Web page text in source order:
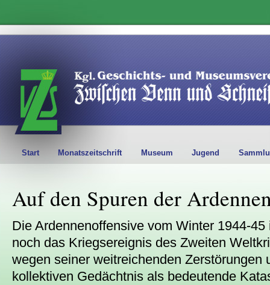
Start Monatszeitschrift Museum Jugend
Auf den Spuren der
Die Ardennenoffensive vom Winter 1944-
noch das Kriegsereignis des Zweiten
wegen seiner weitreichenden Zerstörungen
kollektiven Gedächtnis als bedeutende